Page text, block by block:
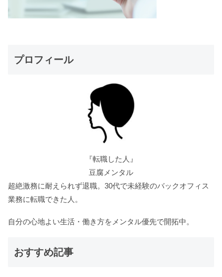
プロフィール
『転職した人』
豆腐メンタル
超絶激務に耐えられず退職。30代で未経験のバックオフィス
業務に転職できた人。
自分の心地よい生活・働き方をメンタル優先で開拓中。
おすすめ記事